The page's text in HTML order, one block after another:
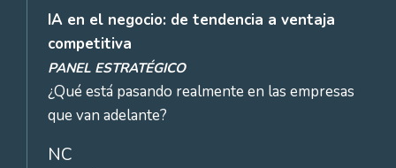
IA en el negocio: de tendencia a ventaja
competitiva
PANEL ESTRATÉGICO
¿Qué está pasando realmente en las empresas
que van adelante?
NC